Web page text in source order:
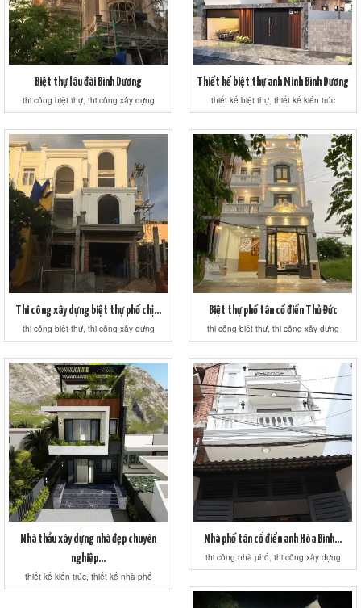
Biệt thự lâu đài Bình Dương
thi công biệt thự, thi công xây dựng
Thiết kế biệt thự anh Minh Bình Dương
thiết kế biệt thự, thiết kế kiến trúc
Thi công xây dựng biệt thự phố chị...
thi công biệt thự, thi công xây dựng
Biệt thự phố tân cổ điển Thủ Đức
thi công biệt thự, thi công xây dựng
Nhà thầu xây dựng nhà đẹp chuyên
nghiệp...
thiết kế kiến trúc, thiết kế nhà phố
Nhà phố tân cổ điển anh Hòa Bình...
thi công nhà phố, thi công xây dựng